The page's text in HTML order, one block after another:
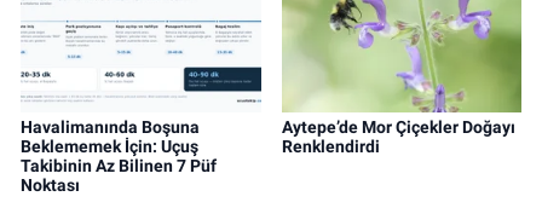
Havalimanında Boşuna
Beklememek İçin: Uçuş
Takibinin Az Bilinen 7 Püf
Noktası
Aytepe’de Mor Çiçekler Doğayı
Renklendirdi